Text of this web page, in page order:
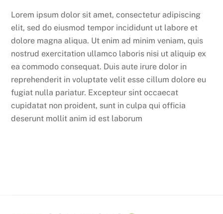
Lorem ipsum dolor sit amet, consectetur adipiscing
elit, sed do eiusmod tempor incididunt ut labore et
dolore magna aliqua. Ut enim ad minim veniam, quis
nostrud exercitation ullamco laboris nisi ut aliquip ex
ea commodo consequat. Duis aute irure dolor in
reprehenderit in voluptate velit esse cillum dolore eu
fugiat nulla pariatur. Excepteur sint occaecat
cupidatat non proident, sunt in culpa qui officia
deserunt mollit anim id est laborum